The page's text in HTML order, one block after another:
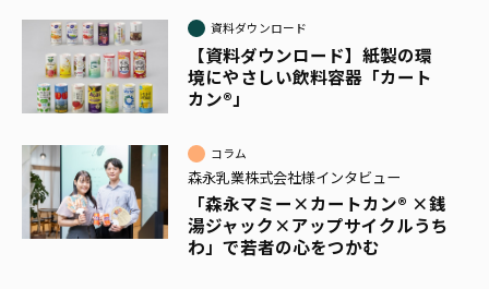
資料ダウンロード
【資料ダウンロード】紙製の環
境にやさしい飲料容器「カート
カン®」
コラム
森永乳業株式会社様インタビュー
「森永マミー×カートカン® ×銭
湯ジャック×アップサイクルうち
わ」で若者の心をつかむ